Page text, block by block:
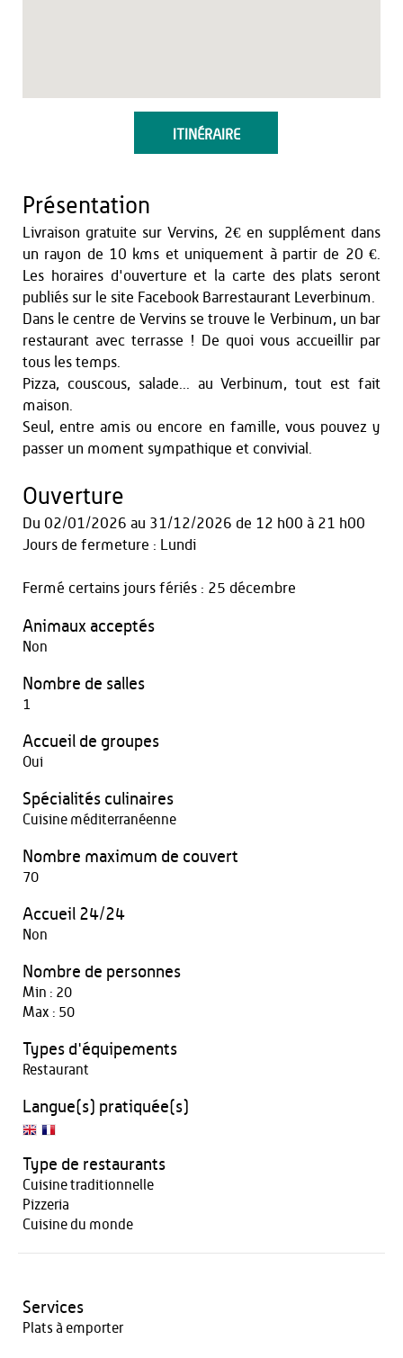
ITINÉRAIRE
Présentation
Livraison gratuite sur Vervins, 2€ en supplément dans
un rayon de 10 kms et uniquement à partir de 20 €.
Les horaires d'ouverture et la carte des plats seront
publiés sur le site Facebook Barrestaurant Leverbinum.
Dans le centre de Vervins se trouve le Verbinum, un bar
restaurant avec terrasse ! De quoi vous accueillir par
tous les temps.
Pizza, couscous, salade... au Verbinum, tout est fait
maison.
Seul, entre amis ou encore en famille, vous pouvez y
passer un moment sympathique et convivial.
Ouverture
Du 02/01/2026 au 31/12/2026 de 12 h00 à 21 h00
Jours de fermeture : Lundi
Fermé certains jours fériés : 25 décembre
Animaux acceptés
Non
Nombre de salles
1
Accueil de groupes
Oui
Spécialités culinaires
Cuisine méditerranéenne
Nombre maximum de couvert
70
Accueil 24/24
Non
Nombre de personnes
Min : 20
Max : 50
Types d'équipements
Restaurant
Langue(s) pratiquée(s)
Type de restaurants
Cuisine traditionnelle
Pizzeria
Cuisine du monde
Services
Plats à emporter